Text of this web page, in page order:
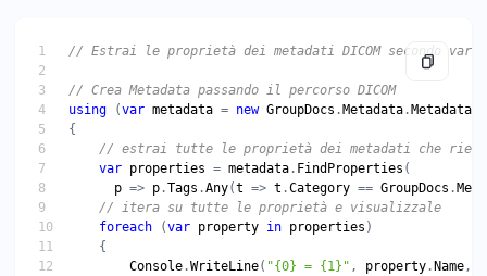
// Estrai le proprietà dei metadati DICOM secondo
// Crea Metadata passando il percorso DICOM
using (var metadata = new GroupDocs . Metadata . Metadata
// estrai tutte le proprietà dei metadati che
var properties = metadata . FindProperties
p => p .Tags .Any(t => t .Category == GroupDocs .
// itera su tutte le proprietà e visualizzale
foreach (var property in properties
Console .WriteLine( "{0} = {1}" , property . Name,